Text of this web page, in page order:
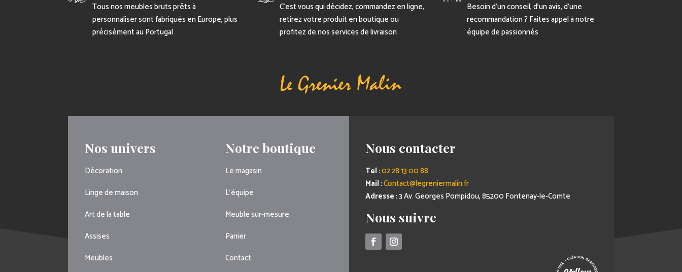
Tous nos meubles bruts prêts à
personnaliser sont fabriqués en Europe, plus
précisément au Portugal
C’est vous qui décidez, commandez en ligne,
retirez votre produit en boutique ou
profitez de nos services de livraison
Besoin d’un conseil, d’un avis, d’une
recommandation ? Faites appel à notre
équipe de passionnés
Nos univers
Décoration
Linge de maison
Art de la table
Assises
Meubles
Notre boutique
Le magasin
L’équipe
Meuble sur-mesure
Panier
Contact
Nous contacter
Tel:02 28 13 00 88
Mail:Contact@legreniermalin.fr
Adresse: 3 Av. Georges Pompidou, 85200 Fontenay-le-Comte
Nous suivre